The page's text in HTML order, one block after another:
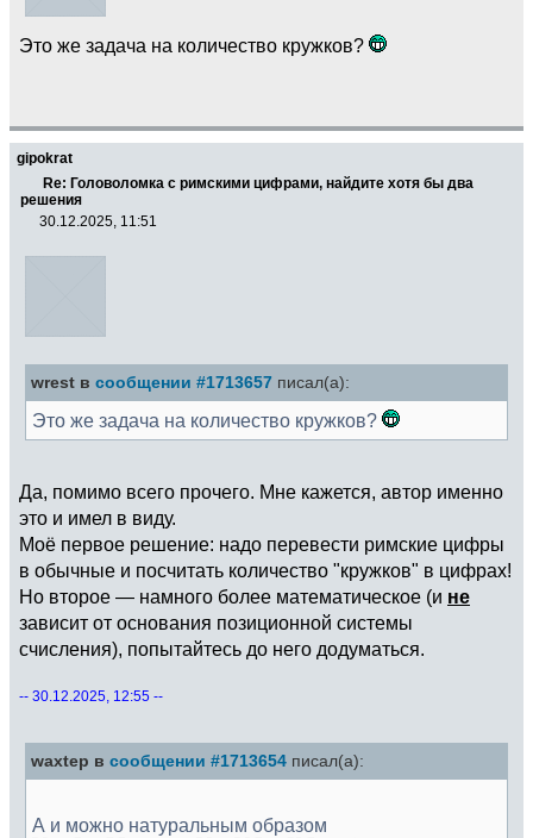
Это же задача на количество кружков?
gipokrat
Re: Головоломка с римскими цифрами, найдите хотя бы два
решения
30.12.2025, 11:51
wrest в сообщении #1713657 писал(а):
Это же задача на количество кружков?
Да, помимо всего прочего. Мне кажется, автор именно
это и имел в виду.
Моё первое решение: надо перевести римские цифры
в обычные и посчитать количество "кружков" в цифрах!
Но второе — намного более математическое (и не
зависит от основания позиционной системы
счисления), попытайтесь до него додуматься.
-- 30.12.2025, 12:55 --
waxtep в сообщении #1713654 писал(а):
А и можно натуральным образом